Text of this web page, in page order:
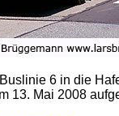
6 in die
13. Mai 2008